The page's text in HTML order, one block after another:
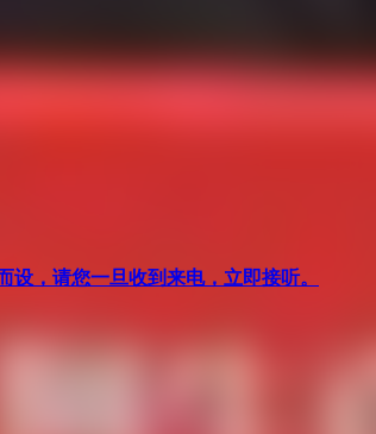
，请您一旦收到来电，立即接听。